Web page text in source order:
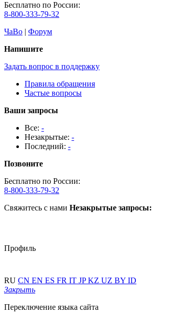
Бесплатно по России:
8-800-333-79-32
ЧаВо | Форум
Напишите
Задать вопрос в поддержку
Правила обращения
Частые вопросы
Ваши запросы
Все: -
Незакрытые: -
Последний: -
Позвоните
Бесплатно по России:
8-800-333-79-32
Свяжитесь с нами Незакрытые запросы:
Профиль
RU CN EN ES FR IT JPKZ UZ BY ID
Закрыть
Переключение языка сайта